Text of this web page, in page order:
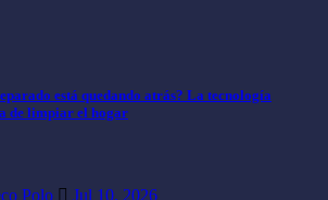
está quedando atrás? La tecnología
de limpiar el hogar
Polo Jul 10, 2026